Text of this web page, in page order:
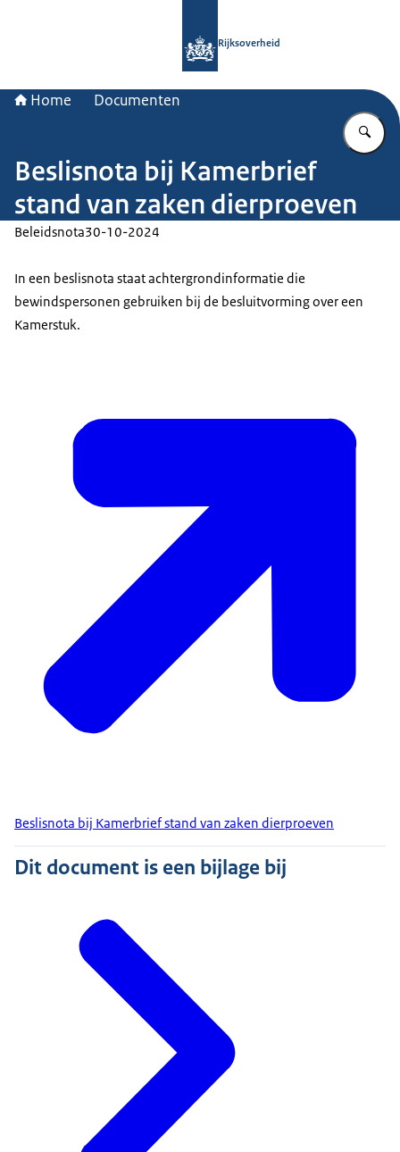
Rijksoverheid
Home Documenten
Beslisnota bij Kamerbrief
stand van zaken dierproeven
Beleidsnota30-10-2024
In een beslisnota staat achtergrondinformatie die
bewindspersonen gebruiken bij de besluitvorming over een
Kamerstuk.
Beslisnota bij Kamerbrief stand van zaken dierproeven
Dit document is een bijlage bij